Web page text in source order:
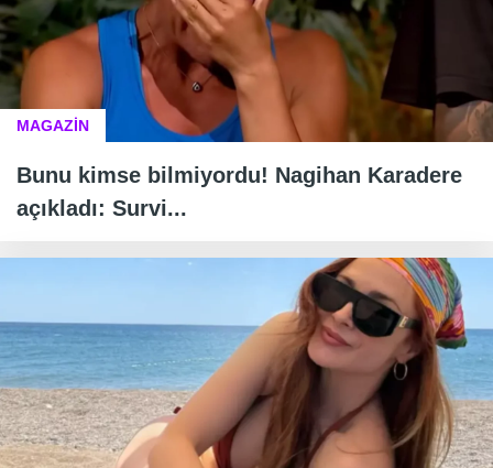
MAGAZİN
Bunu kimse bilmiyordu! Nagihan Karadere
açıkladı: Survi...